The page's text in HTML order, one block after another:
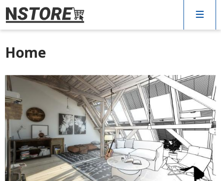
Arredo
Cucina
Elettrodomestici
Giardino
Varie
Home